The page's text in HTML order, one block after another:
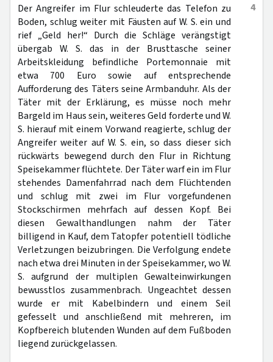
4
Der Angreifer im Flur schleuderte das Telefon zu
Boden, schlug weiter mit Fäusten auf W. S. ein und
rief „Geld her!“ Durch die Schläge verängstigt
übergab W. S. das in der Brusttasche seiner
Arbeitskleidung befindliche Portemonnaie mit
etwa 700 Euro sowie auf entsprechende
Aufforderung des Täters seine Armbanduhr. Als der
Täter mit der Erklärung, es müsse noch mehr
Bargeld im Haus sein, weiteres Geld forderte und W.
S. hierauf mit einem Vorwand reagierte, schlug der
Angreifer weiter auf W. S. ein, so dass dieser sich
rückwärts bewegend durch den Flur in Richtung
Speisekammer flüchtete. Der Täter warf ein im Flur
stehendes Damenfahrrad nach dem Flüchtenden
und schlug mit zwei im Flur vorgefundenen
Stockschirmen mehrfach auf dessen Kopf. Bei
diesen Gewalthandlungen nahm der Täter
billigend in Kauf, dem Tatopfer potentiell tödliche
Verletzungen beizubringen. Die Verfolgung endete
nach etwa drei Minuten in der Speisekammer, wo W.
S. aufgrund der multiplen Gewalteinwirkungen
bewusstlos zusammenbrach. Ungeachtet dessen
wurde er mit Kabelbindern und einem Seil
gefesselt und anschließend mit mehreren, im
Kopfbereich blutenden Wunden auf dem Fußboden
liegend zurückgelassen.